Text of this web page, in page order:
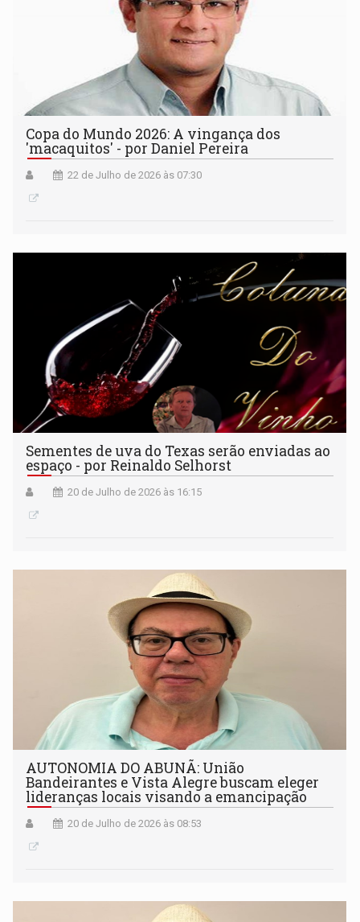
Copa do Mundo 2026: A vingança dos
'macaquitos' - por Daniel Pereira
22 de Julho de 2026 às 07:30
Sementes de uva do Texas serão enviadas ao
espaço - por Reinaldo Selhorst
20 de Julho de 2026 às 16:15
AUTONOMIA DO ABUNÃ: União
Bandeirantes e Vista Alegre buscam eleger
lideranças locais visando a emancipação
20 de Julho de 2026 às 08:53